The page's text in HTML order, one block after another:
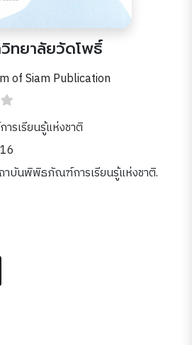
ทยาลัยวัดโพธิ์
of Siam Publication
เรียนรู้แห่งชาติ
บันพิพิธภัณฑ์การเรียนรู้แห่งชาติ.